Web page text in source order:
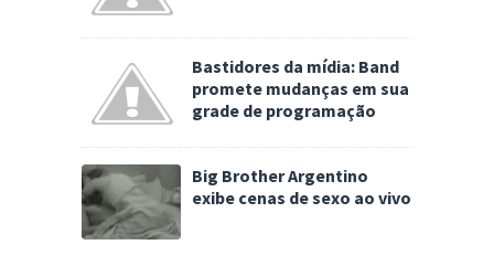
Bastidores da mídia: Band
promete mudanças em sua
grade de programação
Big Brother Argentino
exibe cenas de sexo ao vivo